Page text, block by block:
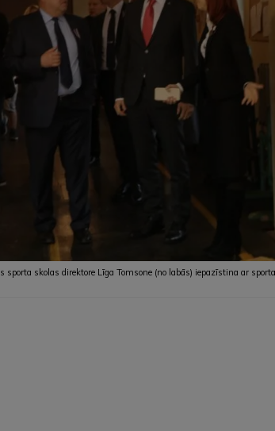
skolas direktore Līga Tomsone (no labās) iepazīstina ar